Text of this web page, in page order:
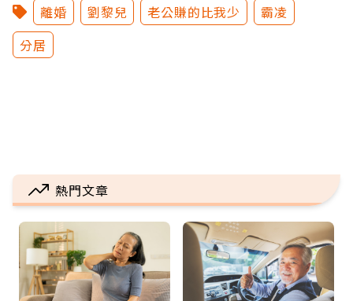
離婚 劉黎兒 老公賺的比我少
霸凌
分居
熱門文章